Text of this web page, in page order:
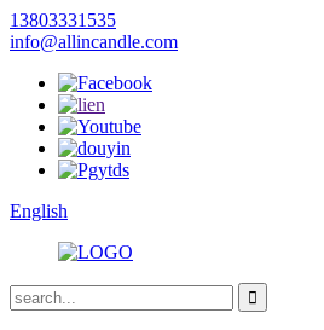
13803331535
info@allincandle.com
English